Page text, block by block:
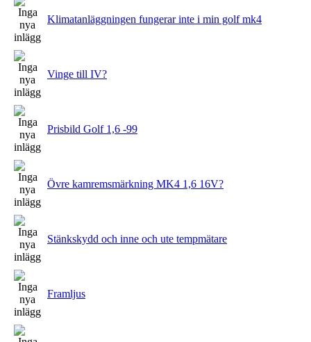
Klimatanläggningen fungerar inte i min golf mk4
Vinge till IV?
Prisbild Golf 1,6 -99
Övre kamremsmärkning MK4 1,6 16V?
Stänkskydd och inne och ute tempmätare
Framljus